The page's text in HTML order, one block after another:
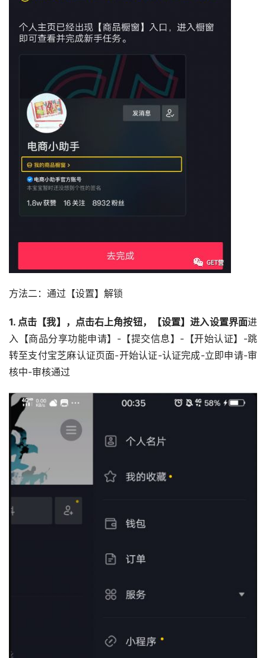
方法二：通过【设置】解锁
1. 点击【我】，点击右上角按钮，【设置】进入设置界面进
入【商品分享功能申请】-【提交信息】-【开始认证】-跳
转至支付宝芝麻认证页面-开始认证-认证完成-立即申请-审
核中-审核通过